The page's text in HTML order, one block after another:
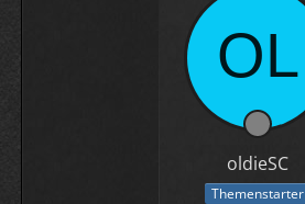
oldieSC
Themenstarter